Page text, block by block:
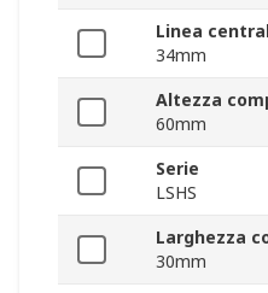
Linea
34mm
Altezza
60mm
Serie
LSHS
Larghezza
30mm